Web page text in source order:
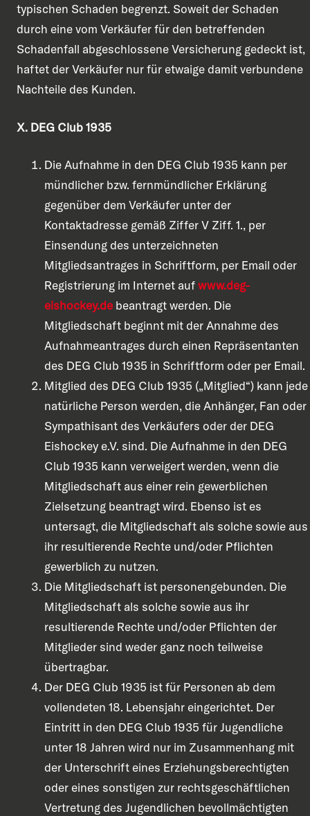
typischen Schaden begrenzt. Soweit der Schaden
durch eine vom Verkäufer für den betreffenden
Schadenfall abgeschlossene Versicherung gedeckt ist,
haftet der Verkäufer nur für etwaige damit verbundene
Nachteile des Kunden.
X. DEG Club 1935
Die Aufnahme in den DEG Club 1935 kann per
mündlicher bzw. fernmündlicher Erklärung
gegenüber dem Verkäufer unter der
Kontaktadresse gemäß Ziffer V Ziff. 1., per
Einsendung des unterzeichneten
Mitgliedsantrages in Schriftform, per Email oder
Registrierung im Internet aufwww.deg-
eishockey.debeantragt werden. Die
Mitgliedschaft beginnt mit der Annahme des
Aufnahmeantrages durch einen Repräsentanten
des DEG Club 1935 in Schriftform oder per Email.
Mitglied des DEG Club 1935 („Mitglied“) kann jede
natürliche Person werden, die Anhänger, Fan oder
Sympathisant des Verkäufers oder der DEG
Eishockey e.V. sind. Die Aufnahme in den DEG
Club 1935 kann verweigert werden, wenn die
Mitgliedschaft aus einer rein gewerblichen
Zielsetzung beantragt wird. Ebenso ist es
untersagt, die Mitgliedschaft als solche sowie aus
ihr resultierende Rechte und/oder Pflichten
gewerblich zu nutzen.
Die Mitgliedschaft ist personengebunden. Die
Mitgliedschaft als solche sowie aus ihr
resultierende Rechte und/oder Pflichten der
Mitglieder sind weder ganz noch teilweise
übertragbar.
Der DEG Club 1935 ist für Personen ab dem
vollendeten 18. Lebensjahr eingerichtet. Der
Eintritt in den DEG Club 1935 für Jugendliche
unter 18 Jahren wird nur im Zusammenhang mit
der Unterschrift eines Erziehungsberechtigten
oder eines sonstigen zur rechtsgeschäftlichen
Vertretung des Jugendlichen bevollmächtigten